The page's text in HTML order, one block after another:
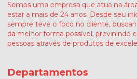
Somos uma empresa que atua na
estar a mais de 24 anos. Desde seu
sempre teve o foco no cliente,
da melhor forma possível, previnindo
pessoas através de produtos de
Departamentos